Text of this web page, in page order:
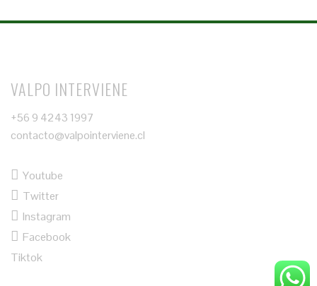
VALPO INTERVIENE
+56 9 4243 1997
contacto@valpointerviene.cl
Youtube
Twitter
Instagram
Facebook
Tiktok